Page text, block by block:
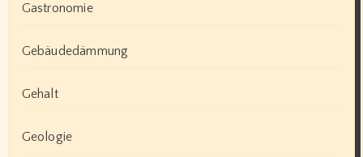
Gastronomie
Gebäudedämmung
Gehalt
Geologie